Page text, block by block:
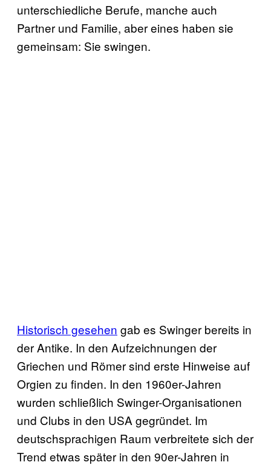
unterschiedliche Berufe, manche auch
Partner und Familie, aber eines haben sie
gemeinsam: Sie swingen.
Historisch gesehen gab es Swinger bereits in
der Antike. In den Aufzeichnungen der
Griechen und Römer sind erste Hinweise auf
Orgien zu finden. In den 1960er-Jahren
wurden schließlich Swinger-Organisationen
und Clubs in den USA gegründet. Im
deutschsprachigen Raum verbreitete sich der
Trend etwas später in den 90er-Jahren in